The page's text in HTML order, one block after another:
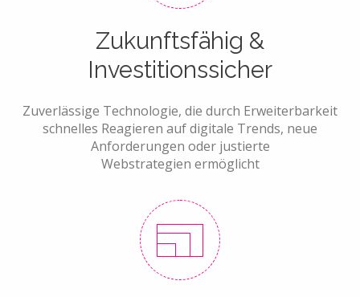
Zukunftsfähig &
Investitionssicher
Zuverlässige Technologie, die durch Erweiterbarkeit
schnelles Reagieren auf digitale Trends, neue
Anforderungen oder justierte
Webstrategien ermöglicht